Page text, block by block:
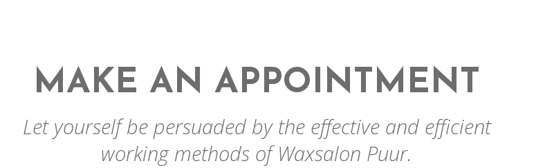
MAKE AN APPOINTMENT
Let yourself be persuaded by the effective and efficient
working methods of Waxsalon Puur.